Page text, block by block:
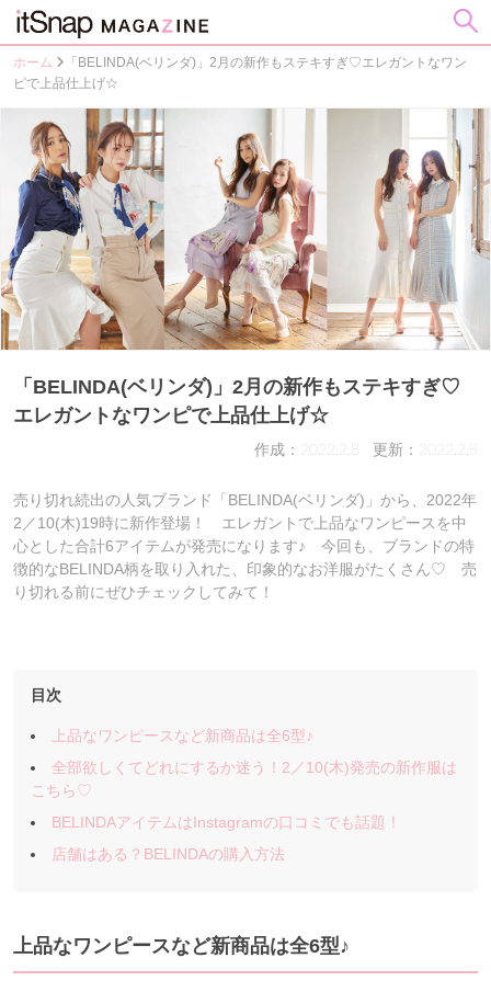
ホーム
「BELINDA(ベリンダ)」2月の新作もステキすぎ♡エレガントなワン
ピで上品仕上げ☆
「BELINDA(ベリンダ)」2月の新作もステキすぎ♡
エレガントなワンピで上品仕上げ☆
作成：2022.2.8 更新：2022.2.8
売り切れ続出の人気ブランド「BELINDA(ベリンダ)」から、2022年
2／10(木)19時に新作登場！ エレガントで上品なワンピースを中
心とした合計6アイテムが発売になります♪ 今回も、ブランドの特
徴的なBELINDA柄を取り入れた、印象的なお洋服がたくさん♡ 売
り切れる前にぜひチェックしてみて！
目次
上品なワンピースなど新商品は全6型♪
全部欲しくてどれにするか迷う！2／10(木)発売の新作服は
こちら♡
BELINDAアイテムはInstagramの口コミでも話題！
店舗はある？BELINDAの購入方法
上品なワンピースなど新商品は全6型♪